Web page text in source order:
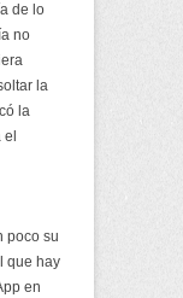
de lo
no
la
la
poco su
que hay
en